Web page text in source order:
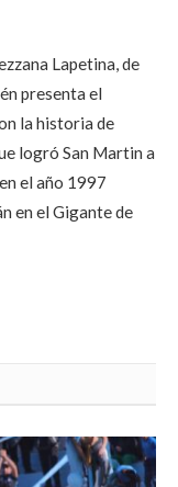
Lapetina, de
presenta el
la historia de
logró San Martin a
el año 1997
en el Gigante de